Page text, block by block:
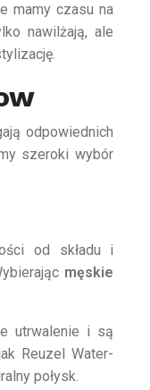
mamy czasu na
nawilżają, ale
odpowiednich
szeroki wybór
od składu i
męskie
utrwalenie i są
Reuzel Water-
połysk.